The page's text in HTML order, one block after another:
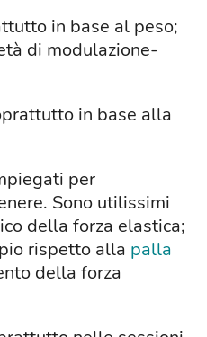
in base al peso;
di modulazione-
in base alla
per
Sono utilissimi
della forza elastica;
rispetto alla palla
della forza